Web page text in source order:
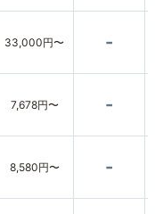
33,000円〜 -
7,678円〜 -
8,580円〜 -